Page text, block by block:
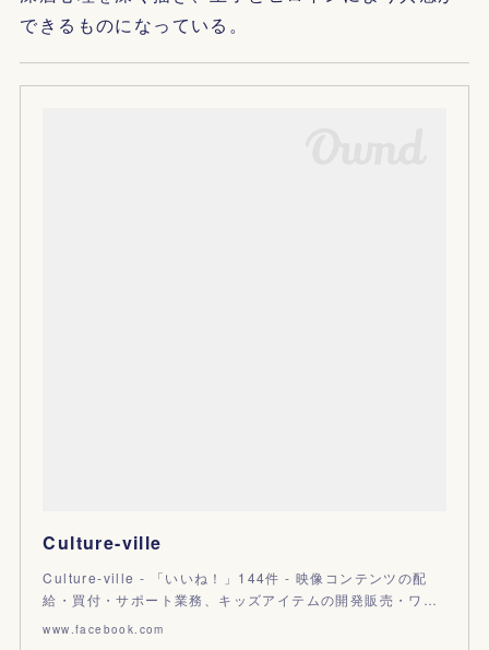
できるものになっている。
Culture-ville
Culture-ville - 「いいね！」144件 - 映像コンテンツの配
給・買付・サポート業務、キッズアイテムの開発販売・ワ…
www.facebook.com